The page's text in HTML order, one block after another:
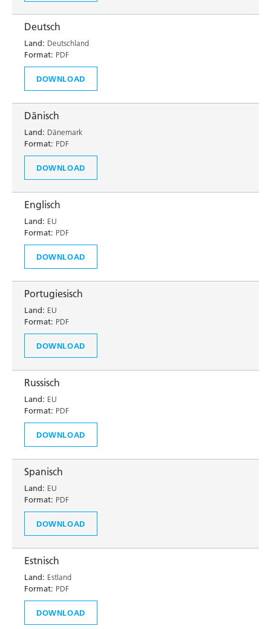
Deutsch
Land: Deutschland
Format: PDF
DOWNLOAD
Dänisch
Land: Dänemark
Format: PDF
DOWNLOAD
Englisch
Land: EU
Format: PDF
DOWNLOAD
Portugiesisch
Land: EU
Format: PDF
DOWNLOAD
Russisch
Land: EU
Format: PDF
DOWNLOAD
Spanisch
Land: EU
Format: PDF
DOWNLOAD
Estnisch
Land: Estland
Format: PDF
DOWNLOAD